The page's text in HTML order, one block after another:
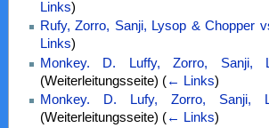
Links)
Rufy, Zorro, Sanji, Lysop & Chopper
Links)
Monkey. D. Luffy, Zorro,
(Weiterleitungsseite) (← Links)
Monkey. D. Lufy, Zorro, Sanji,
(Weiterleitungsseite) (← Links)